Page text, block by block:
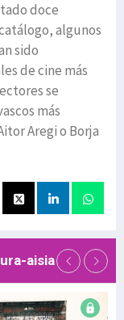
doce
algunos
sido
de cine más
se
más
Aregi o Borja
aisia